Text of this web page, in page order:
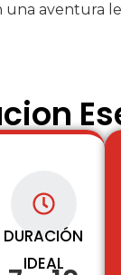
una aventura
DURACIÓN
IDEAL